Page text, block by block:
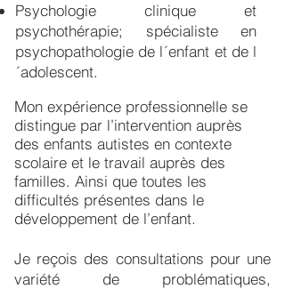
Psychologie clinique et
psychothérapie; spécialiste en
psychopathologie de l´enfant et de l
´adolescent.
Mon expérience professionnelle se
distingue par l’intervention auprès
des enfants autistes en contexte
scolaire et le travail auprès des
familles. Ainsi que toutes les
difficultés présentes dans le
développement de l’enfant.
Je reçois des consultations pour une
variété de problématiques,